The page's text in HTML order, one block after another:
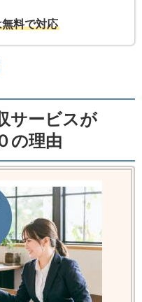
料で対応
サービスが
の理由